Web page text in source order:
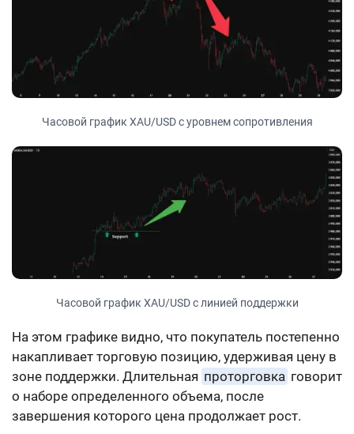
Часовой график XAU/USD с уровнем сопротивления
Часовой график XAU/USD с линией поддержки
На этом графике видно, что покупатель постепенно
накапливает торговую позицию, удерживая цену в
зоне поддержки. Длительная проторговка говорит
о наборе определенного объема, после
завершения которого цена продолжает рост.